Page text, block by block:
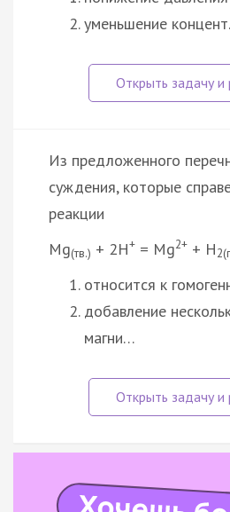
уменьшение
Из предложенного
суждения, которые
реакции
Mg(тв.) + 2H+ = Mg2+ + H
относится к
добавление
магни…